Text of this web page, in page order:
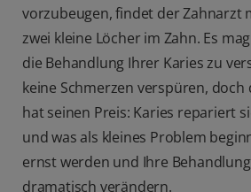
vorzubeugen, findet der Zahnarzt
zwei kleine Löcher im Zahn. Es
die Behandlung Ihrer Karies zu
keine Schmerzen verspüren,
hat seinen Preis: Karies repariert
und was als kleines Problem
ernst werden und Ihre
dramatisch verändern.